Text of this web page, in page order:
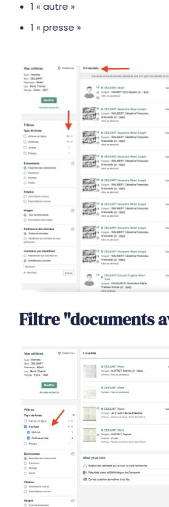
1 « autre »
1 « presse »
Filtre "documents